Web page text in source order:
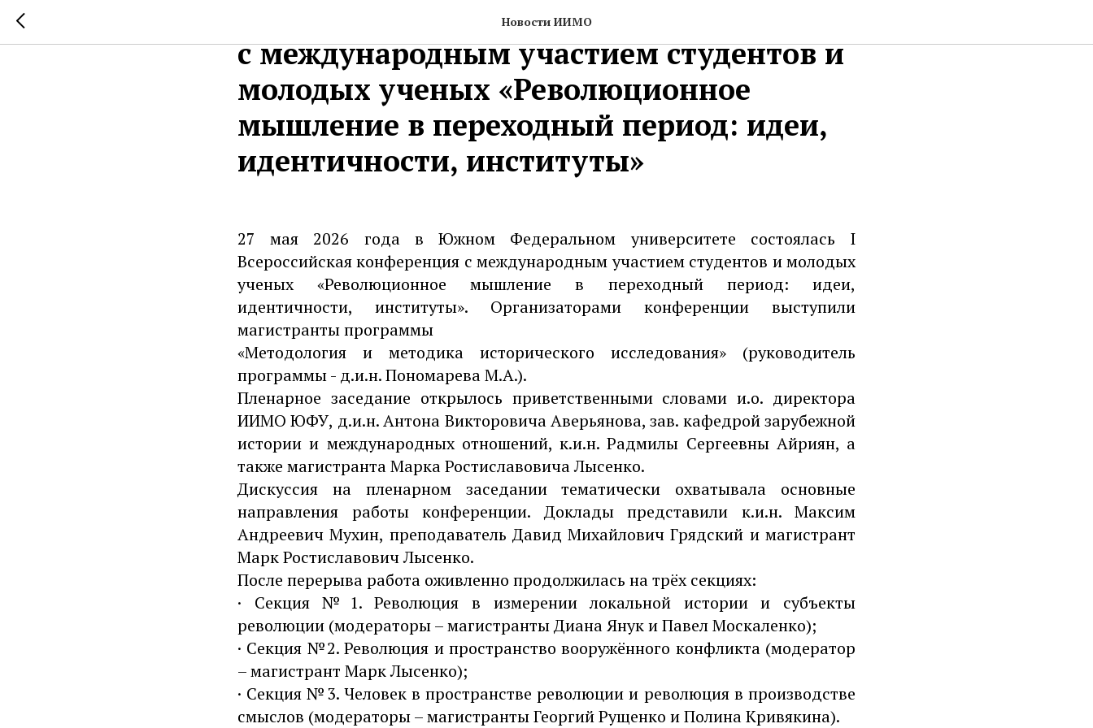
Новости ИИМО
состоялась I Всероссийская конференция
с международным участием студентов и
молодых ученых «Революционное
мышление в переходный период: идеи,
идентичности, институты»
27 мая 2026 года в Южном Федеральном университете состоялась I
Всероссийская конференция с международным участием студентов и молодых
ученых «Революционное мышление в переходный период: идеи,
идентичности, институты». Организаторами конференции выступили
магистранты программы
«Методология и методика исторического исследования» (руководитель
программы - д.и.н. Пономарева М.А.).
Пленарное заседание открылось приветственными словами и.о. директора
ИИМО ЮФУ, д.и.н. Антона Викторовича Аверьянова, зав. кафедрой зарубежной
истории и международных отношений, к.и.н. Радмилы Сергеевны Айриян, а
также магистранта Марка Ростиславовича Лысенко.
Дискуссия на пленарном заседании тематически охватывала основные
направления работы конференции. Доклады представили к.и.н. Максим
Андреевич Мухин, преподаватель Давид Михайлович Грядский и магистрант
Марк Ростиславович Лысенко.
После перерыва работа оживленно продолжилась на трёх секциях:
· Секция №1. Революция в измерении локальной истории и субъекты
революции (модераторы – магистранты Диана Янук и Павел Москаленко);
· Секция №2. Революция и пространство вооружённого конфликта (модератор
– магистрант Марк Лысенко);
· Секция №3. Человек в пространстве революции и революция в производстве
смыслов (модераторы – магистранты Георгий Рущенко и Полина Кривякина).